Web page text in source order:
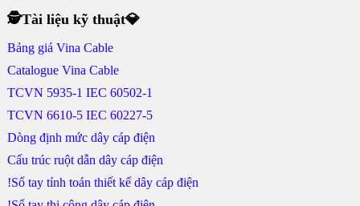
🕵Tài liệu kỹ thuật💎
Bảng giá Vina Cable
Catalogue Vina Cable
TCVN 5935-1 IEC 60502-1
TCVN 6610-5 IEC 60227-5
Dòng định mức dây cáp điện
Cấu trúc ruột dẫn dây cáp điện
!Sổ tay tính toán thiết kế dây cáp điện